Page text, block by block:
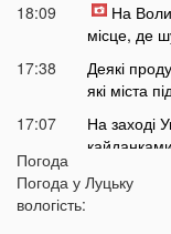
18:09
На
місце, де
17:38
Деякі
які міста
17:07
На заході
16:51
Як
Погода
Погода у Луцьку
вологість: